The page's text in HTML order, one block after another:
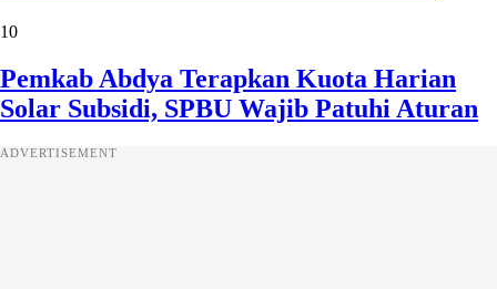
10
Pemkab Abdya Terapkan Kuota Harian
Solar Subsidi, SPBU Wajib Patuhi Aturan
ADVERTISEMENT